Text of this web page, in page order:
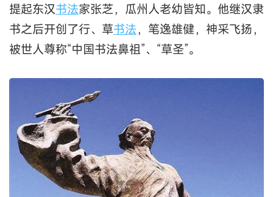
提起东汉书法家张芝，瓜州人老幼皆知。他继汉隶
书之后开创了行、草书法，笔逸雄健，神采飞扬，
被世人尊称“中国书法鼻祖”、“草圣”。